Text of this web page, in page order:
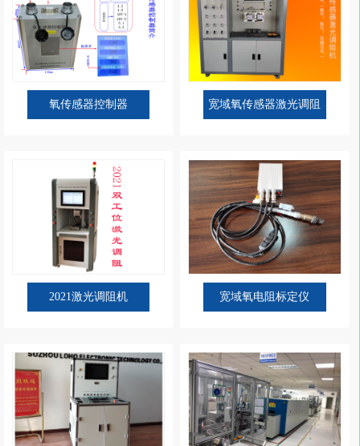
氧传感器控制器 宽域氧传感器激光调阻
2021激光调阻机 宽域氧电阻标定仪